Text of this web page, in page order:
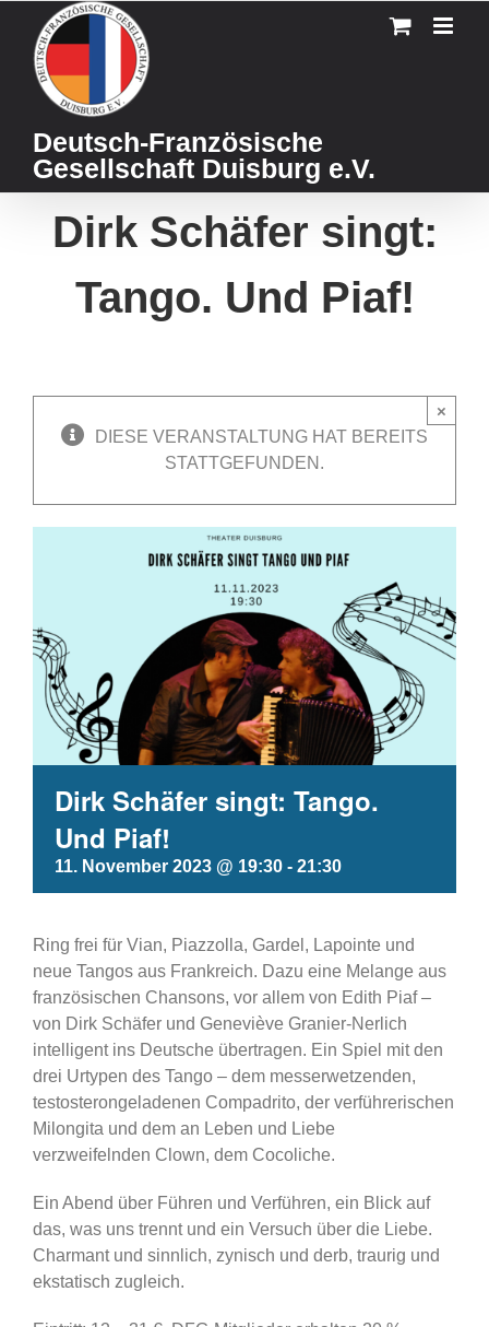
content
Deutsch-Französische
Gesellschaft Duisburg e.V.
Dirk Schäfer singt:
Tango. Und Piaf!
DIESE VERANSTALTUNG HAT BEREITS
STATTGEFUNDEN.
×
Dirk Schäfer singt: Tango.
Und Piaf!
11. November 2023 @ 19:30 - 21:30
Ring frei für Vian, Piazzolla, Gardel, Lapointe und
neue Tangos aus Frankreich. Dazu eine Melange aus
französischen Chansons, vor allem von Edith Piaf –
von Dirk Schäfer und Geneviève Granier-Nerlich
intelligent ins Deutsche übertragen. Ein Spiel mit den
drei Urtypen des Tango – dem messerwetzenden,
testosterongeladenen Compadrito, der verführerischen
Milongita und dem an Leben und Liebe
verzweifelnden Clown, dem Cocoliche.
Ein Abend über Führen und Verführen, ein Blick auf
das, was uns trennt und ein Versuch über die Liebe.
Charmant und sinnlich, zynisch und derb, traurig und
ekstatisch zugleich.